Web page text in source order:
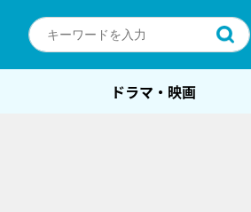
ドラマ・映画